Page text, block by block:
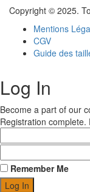
Copyright © 2025.
Mentions
CGV
Guide des
Log In
Become a part of our
Registration
Remember Me